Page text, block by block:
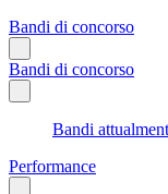
Bandi di concorso
Bandi di concorso
Bandi
Performance